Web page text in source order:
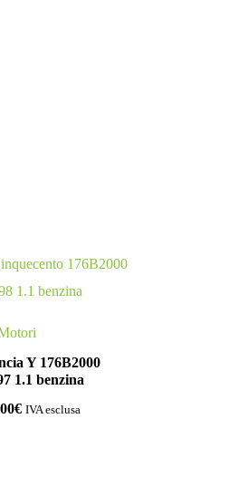
Y 176B2000
1.1 benzina
€ IVA esclusa